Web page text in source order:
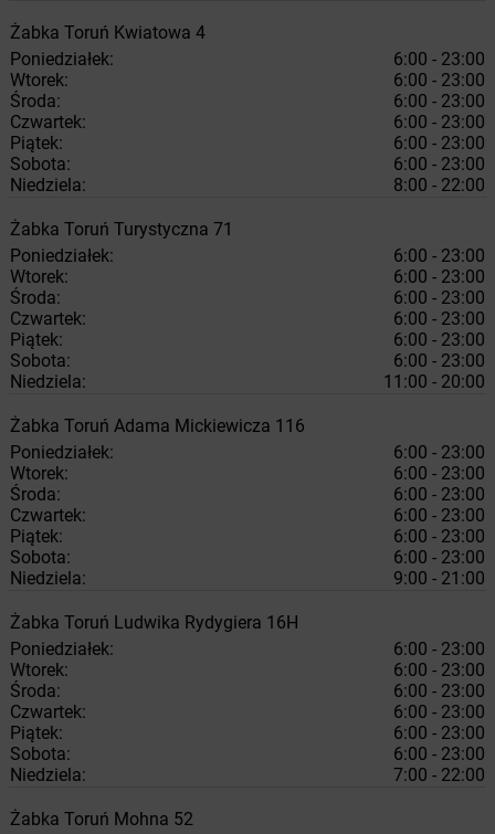
Żabka Toruń Kwiatowa 4
Poniedziałek:
6:00 - 23:00
Wtorek:
6:00 - 23:00
Środa:
6:00 - 23:00
Czwartek:
6:00 - 23:00
Piątek:
6:00 - 23:00
Sobota:
6:00 - 23:00
Niedziela:
8:00 - 22:00
Żabka Toruń Turystyczna 71
Poniedziałek:
6:00 - 23:00
Wtorek:
6:00 - 23:00
Środa:
6:00 - 23:00
Czwartek:
6:00 - 23:00
Piątek:
6:00 - 23:00
Sobota:
6:00 - 23:00
Niedziela:
11:00 - 20:00
Żabka Toruń Adama Mickiewicza 116
Poniedziałek:
6:00 - 23:00
Wtorek:
6:00 - 23:00
Środa:
6:00 - 23:00
Czwartek:
6:00 - 23:00
Piątek:
6:00 - 23:00
Sobota:
6:00 - 23:00
Niedziela:
9:00 - 21:00
Żabka Toruń Ludwika Rydygiera 16H
Poniedziałek:
6:00 - 23:00
Wtorek:
6:00 - 23:00
Środa:
6:00 - 23:00
Czwartek:
6:00 - 23:00
Piątek:
6:00 - 23:00
Sobota:
6:00 - 23:00
Niedziela:
7:00 - 22:00
Żabka Toruń Mohna 52